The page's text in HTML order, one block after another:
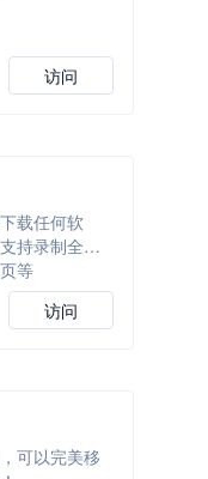
访问
载任何软
持录制全
等
访问
可以完美移